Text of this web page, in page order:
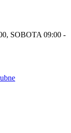
SOBOTA 09:00 -